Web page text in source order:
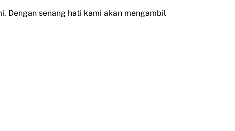
Dengan senang hati kami akan mengambil